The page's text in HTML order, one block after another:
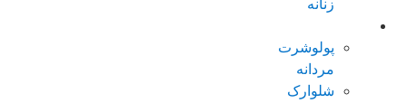
زنانه
پولوشرت
مردانه
شلوارک